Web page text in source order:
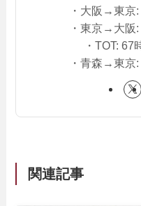
・大阪→東京
・東京→大阪
・TOT:
・青森→東京
関連記事